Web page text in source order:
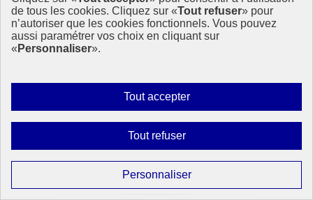
de tous les cookies. Cliquez sur «Tout refuser» pour
n’autoriser que les cookies fonctionnels. Vous pouvez
aussi paramétrer vos choix en cliquant sur
« Personnaliser».
Tout accepterAutoriser
tous
Tout refuserInterdire
tous
PersonnaliserParamétrer
les
Page précédente